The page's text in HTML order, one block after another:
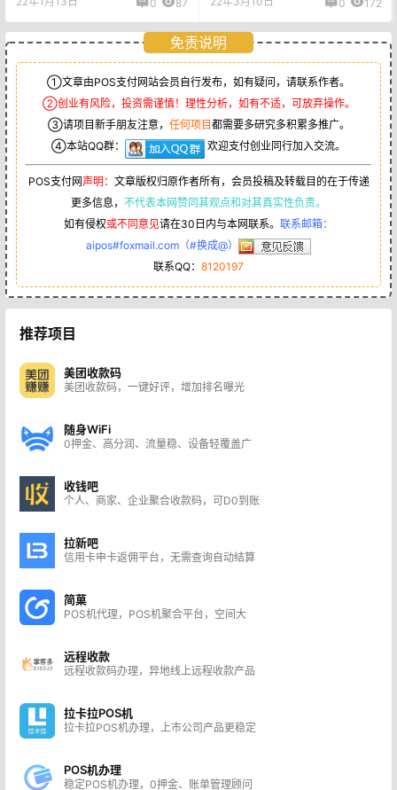
0 87 0 172
免责说明
①文章由POS支付网站会员自行发布，如有疑问，请联系作者。
②创业有风险，投资需谨慎！理性分析，如有不适，可放弃操作。
③请项目新手朋友注意， 任何项目 都需要多研究多积累多推广。
④本站QQ群：
欢迎支付创业同行加入交流。
POS支付网声明： 文章版权归原作者所有，会员投稿及转载目的在于传递
更多信息， 不代表本网赞同其观点和对其真实性负责。
如有侵权或不同意见请在30日内与本网联系。 联系邮箱：
aipos#foxmail.com（#换成@）
联系QQ： 8120197
推荐项目
美团收款码
美团收款码，一键好评，增加排名曝光
随身WiFi
0押金、高分润、流量稳、设备轻覆盖广
收钱吧
个人、商家、企业聚合收款码，可D0到账
拉新吧
信用卡申卡返佣平台，无需查询自动结算
简菓
POS机代理，POS机聚合平台，空间大
远程收款
远程收款码办理，异地线上远程收款产品
拉卡拉POS机
拉卡拉POS机办理，上市公司产品更稳定
POS机办理
稳定POS机办理，0押金、账单管理顾问